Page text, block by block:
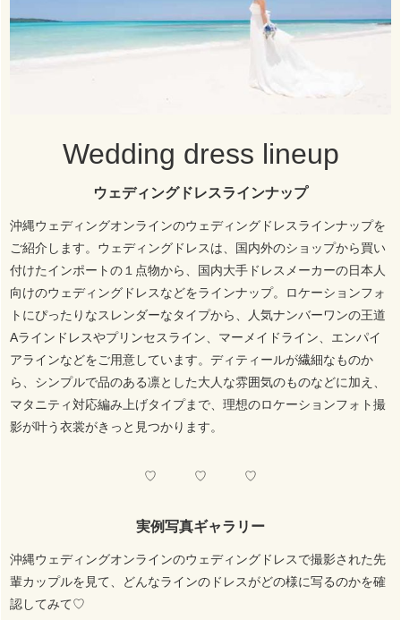
Wedding dress lineup
ウェディングドレスラインナップ
沖縄ウェディングオンラインのウェディングドレスラインナップを
ご紹介します。ウェディングドレスは、国内外のショップから買い
付けたインポートの１点物から、国内大手ドレスメーカーの日本人
向けのウェディングドレスなどをラインナップ。ロケーションフォ
トにぴったりなスレンダーなタイプから、人気ナンバーワンの王道
Aラインドレスやプリンセスライン、マーメイドライン、エンパイ
アラインなどをご用意しています。ディティールが繊細なものか
ら、シンプルで品のある凛とした大人な雰囲気のものなどに加え、
マタニティ対応編み上げタイプまで、理想のロケーションフォト撮
影が叶う衣裳がきっと見つかります。
♡ ♡ ♡
実例写真ギャラリー
沖縄ウェディングオンラインのウェディングドレスで撮影された先
輩カップルを見て、どんなラインのドレスがどの様に写るのかを確
認してみて♡